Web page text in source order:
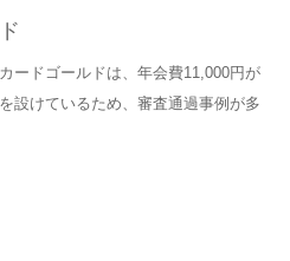
ードゴールドは、年会費11,000円が
設けているため、審査通過事例が多